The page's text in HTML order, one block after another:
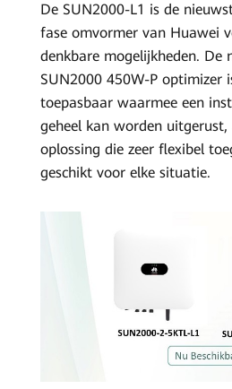
omvormer
die
alles
kan!
De SUN2000-L1 is de
fase omvormer van Huawei
denkbare mogelijkheden. De
SUN2000 450W-P optimizer
toepasbaar waarmee een
geheel kan worden uitgerust,
oplossing die zeer flexibel
geschikt voor elke situatie.